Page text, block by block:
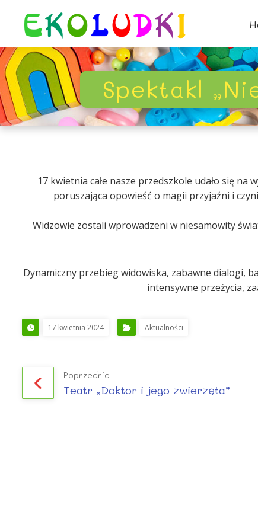
Spektakl
17 kwietnia całe nasze przedszkole udało się
poruszająca opowieść o magii przyjaźni i
Widzowie zostali wprowadzeni w niesamowity
Dynamiczny przebieg widowiska, zabawne dialogi,
intensywne przeżycia,
17 kwietnia 2024 Aktualności
Poprzednie
Teatr „Doktor i jego zwierzęta”